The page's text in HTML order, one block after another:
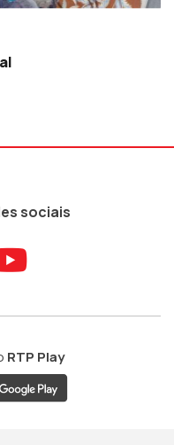
sociais
ao ao
Aceder
RTP Play